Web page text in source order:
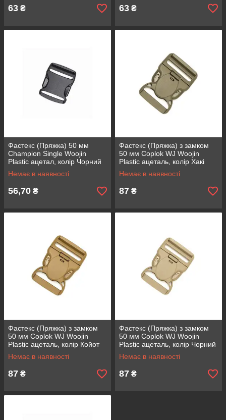
63 ₴ 63 ₴
Фастекс (Пряжка) 50 мм
Champion Single Woojin
Plastic ацетал, колір Чорний
Немає в наявності
56,70 ₴
Фастекс (Пряжка) з замком
50 мм Coplok WJ Woojin
Plastic ацеталь, колір Хакі
Немає в наявності
87 ₴
Фастекс (Пряжка) з замком
50 мм Coplok WJ Woojin
Plastic ацеталь, колір Койот
Немає в наявності
87 ₴
Фастекс (Пряжка) з замком
50 мм Coplok WJ Woojin
Plastic ацеталь, колір Чорний
Немає в наявності
87 ₴